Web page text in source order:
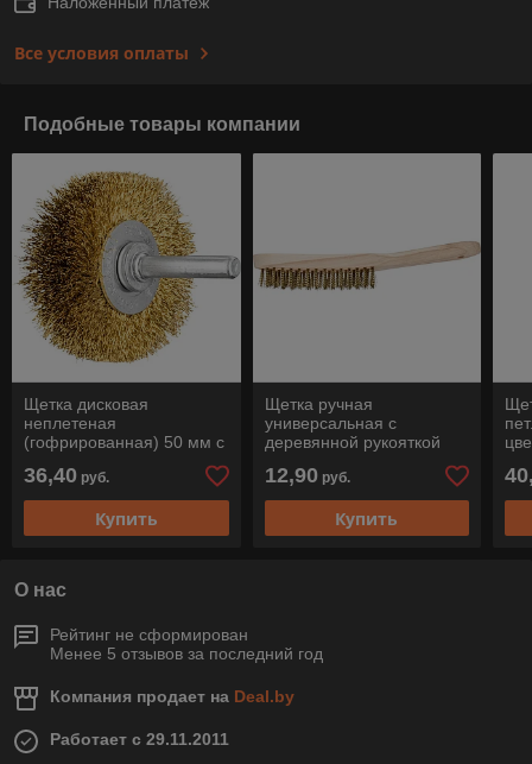
Все условия оплаты
Подобные товары компании
Щетка дисковая
неплетеная
(гофрированная) 50 мм с
мягкому цветному
металлу RBU 5015/6 MES
36,40 руб.
Купить
Щетка ручная
универсальная с
деревянной рукояткой
металлов трехрядная
HBU 30 MES 0,3, Pferd
12,90 руб.
Купить
О нас
Рейтинг не сформирован
Менее 5 отзывов за последний год
Компания продает на Deal.by
Работает с 29.11.2011